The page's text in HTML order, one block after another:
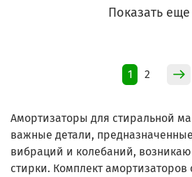
Показать еще
1 2
Амортизаторы для стиральной
важные детали,
вибраций и колебаний,
стирки. Комплект амортизаторов